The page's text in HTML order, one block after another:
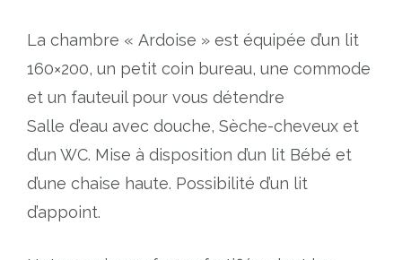
La chambre « Ardoise » est équipée d’un lit
160×200, un petit coin bureau, une commode
et un fauteuil pour vous détendre
Salle d’eau avec douche, Sèche-cheveux et
d’un WC. Mise à disposition d’un lit Bébé et
d’une chaise haute. Possibilité d’un lit
d’appoint.